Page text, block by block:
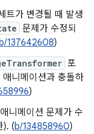
트가 변경될 때 발생
문제가 수정되
137642608)
포
니메이션과 충돌하
)
니메이션 문제가 수
). (b/134858960)